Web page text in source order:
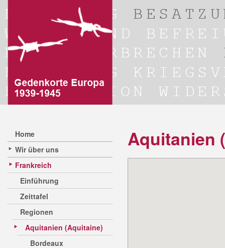
Home
Wir über uns
Frankreich
Einführung
Zeittafel
Regionen
Aquitanien (Aquitaine)
Bordeaux
Aquitanien